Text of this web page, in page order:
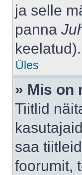
ja selle
panna
keelatud).
Üles
» Mis on
Tiitlid
saa
foorumit,